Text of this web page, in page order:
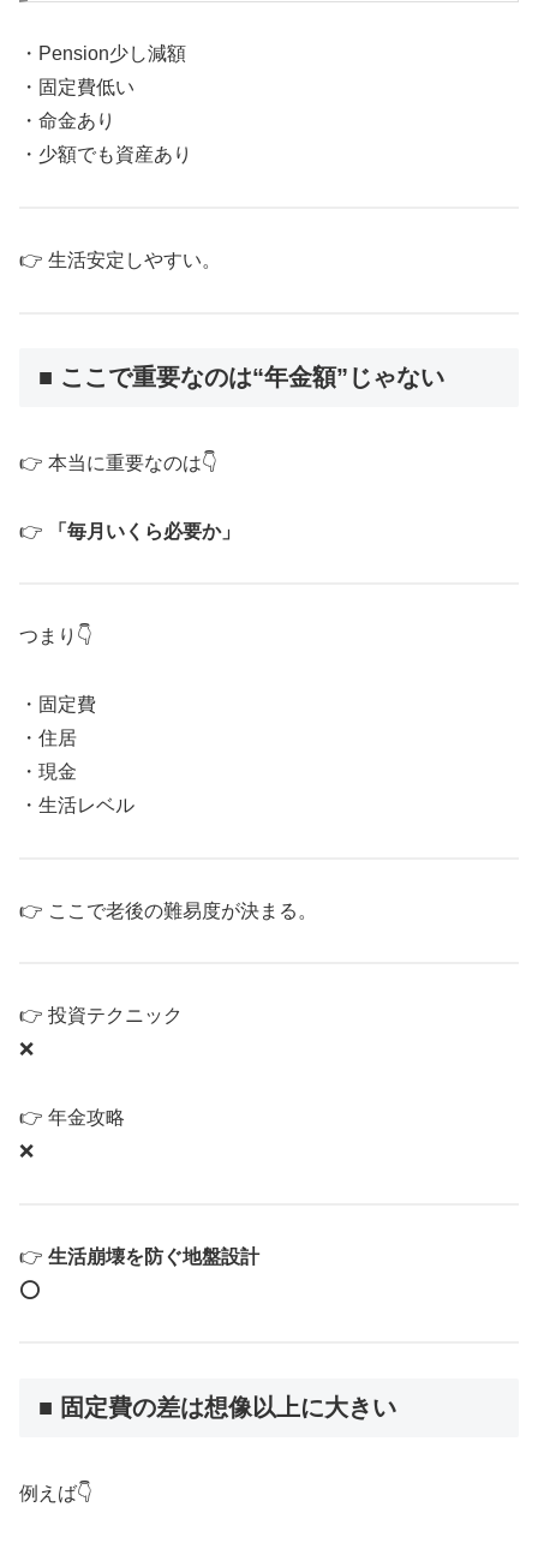
・Pension少し減額
・固定費低い
・命金あり
・少額でも資産あり
👉 生活安定しやすい。
■ ここで重要なのは“年金額”じゃない
👉 本当に重要なのは👇
👉 「毎月いくら必要か」
つまり👇
・固定費
・住居
・現金
・生活レベル
👉 ここで老後の難易度が決まる。
👉 投資テクニック
❌
👉 年金攻略
❌
👉 生活崩壊を防ぐ地盤設計
⭕️
■ 固定費の差は想像以上に大きい
例えば👇